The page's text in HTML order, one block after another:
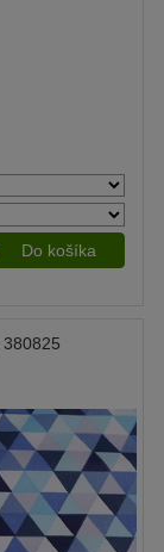
Do košíka